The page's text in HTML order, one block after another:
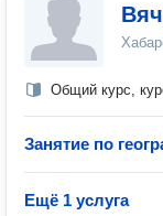
Общий курс,
Занятие по
Ещё 1 услуга